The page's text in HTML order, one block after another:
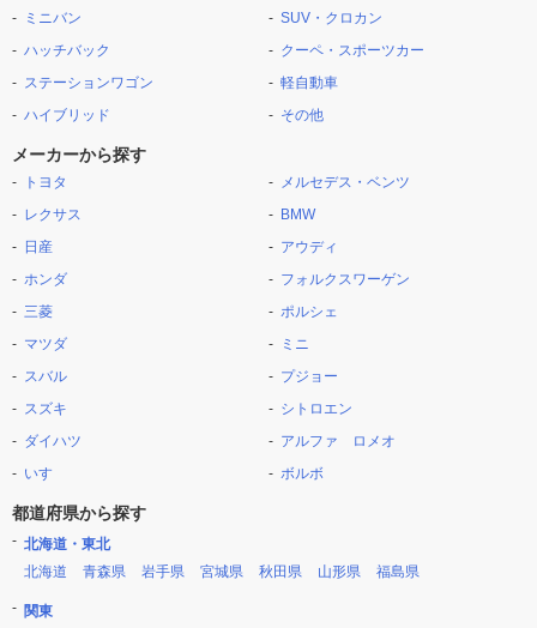
ミニバン
ハッチバック
ステーションワゴン
ハイブリッド
SUV・クロカン
クーペ・スポーツカー
軽自動車
その他
メーカーから探す
トヨタ
レクサス
日産
ホンダ
三菱
マツダ
スバル
スズキ
ダイハツ
いすゞ
メルセデス・ベンツ
BMW
アウディ
フォルクスワーゲン
ポルシェ
ミニ
プジョー
シトロエン
アルファ ロメオ
ボルボ
都道府県から探す
北海道・東北
北海道
青森県 岩手県 宮城県 秋田県 山形県 福島県
関東